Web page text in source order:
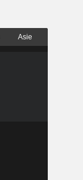
Asie